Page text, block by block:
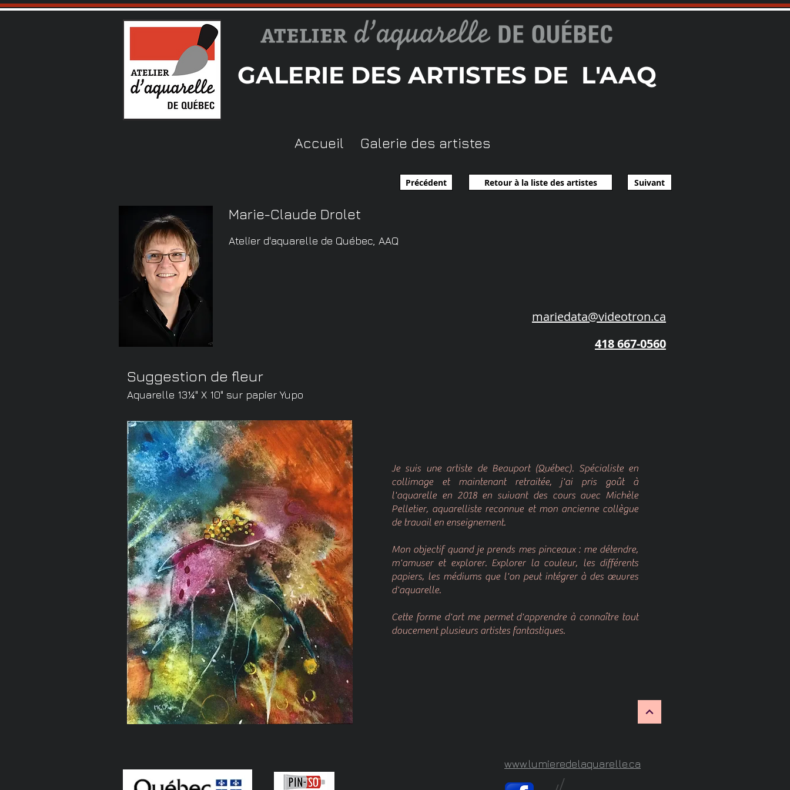
GALERIE DES ARTISTES DE L'AAQ
Accueil Galerie des artistes
Précédent Retour à la liste des artistes Suivant
Marie-Claude Drolet
Atelier d'aquarelle de Québec, AAQ
mariedata@videotron.ca
418 667-0560
Suggestion de fleur
Aquarelle 13¼" X 10" sur papier Yupo
Je suis une artiste de Beauport (Québec). Spécialiste en
collimage et maintenant retraitée, j'ai pris goût à
l'aquarelle en 2018 en suivant des cours avec Michèle
Pelletier, aquarelliste reconnue et mon ancienne collègue
de travail en enseignement.
Mon objectif quand je prends mes pinceaux : me détendre,
m'amuser et explorer. Explorer la couleur, les différents
papiers, les médiums que l'on peut intégrer à des œuvres
d'aquarelle.
Cette forme d'art me permet d'apprendre à connaître tout
doucement plusieurs artistes fantastiques.
www.lumieredelaquarelle.ca